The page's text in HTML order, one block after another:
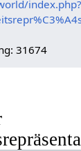
index.php?
31674